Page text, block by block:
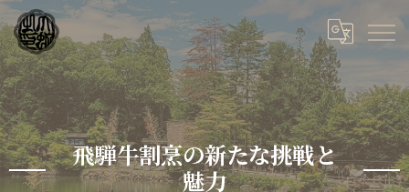
飛騨牛割烹の新たな挑戦と
魅力